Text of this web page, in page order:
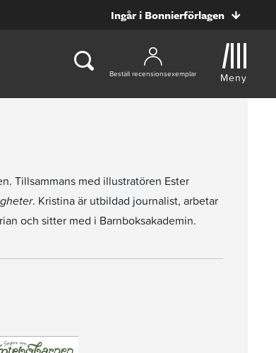
Ingår i Bonnierförlagen
Beställ recensionsexemplar Meny
Tillsammans med illustratören Ester
. Kristina är utbildad journalist, arbetar
och sitter med i Barnboksakademin.